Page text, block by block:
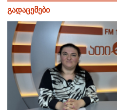
გადაცემები